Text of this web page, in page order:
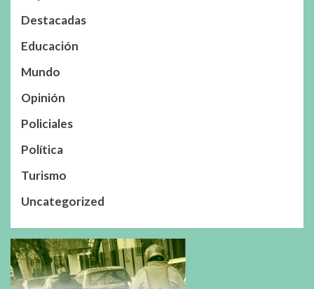
Destacadas
Educación
Mundo
Opinión
Policiales
Política
Turismo
Uncategorized